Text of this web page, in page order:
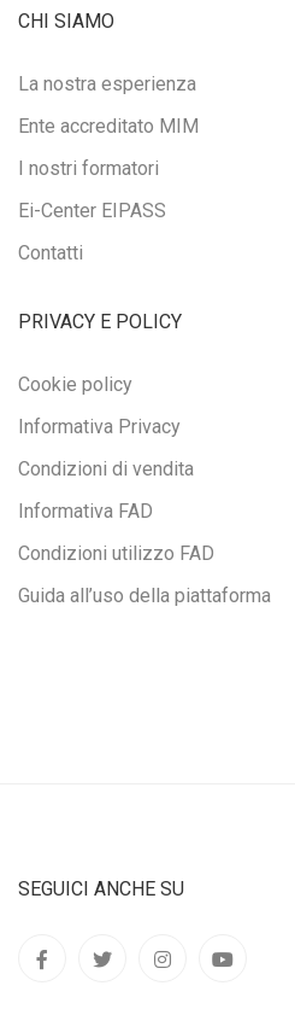
CHI SIAMO
La nostra esperienza
Ente accreditato MIM
I nostri formatori
Ei-Center EIPASS
Contatti
PRIVACY E POLICY
Cookie policy
Informativa Privacy
Condizioni di vendita
Informativa FAD
Condizioni utilizzo FAD
Guida all’uso della piattaforma
SEGUICI ANCHE SU